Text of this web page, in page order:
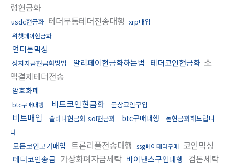
령현금화
usdc현금화 테더무통테더전송대행 xrp매입
위챗페이현금화
언더돈믹싱
정치자금현금화방법 알리페이현금화하는법 테더코인현금화 소
액결제테더전송
암호화폐
btc구매대행 비트코인현금화 문상코인구입
비트매입 솔라나현금화 sol현금화 btc구매대행
돈현금화해드립니
다
모든코인고가매입 트론리플전송대행 ssg페이테더구매 코인믹싱
테더코인송금 가상화폐자금세탁 바이낸스구입대행 검돈세탁